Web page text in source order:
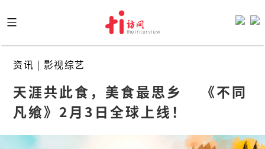
to
content
资讯 | 影视综艺
天涯共此食，美食最思乡    《不同
凡飨》2月3日全球上线！